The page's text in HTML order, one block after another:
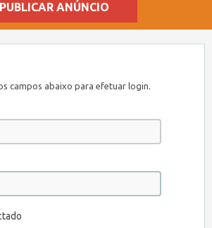
PUBLICAR ANÚNCIO
campos abaixo para efetuar login.